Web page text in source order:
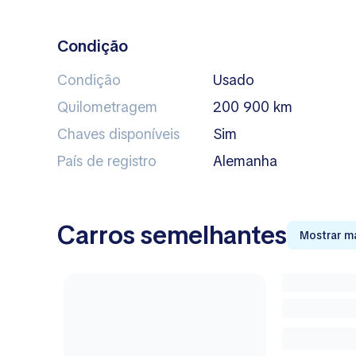
Condição
Condição
Usado
Quilometragem
200 900 km
Chaves disponíveis
Sim
País de registro
Alemanha
Carros semelhantes Mostrar